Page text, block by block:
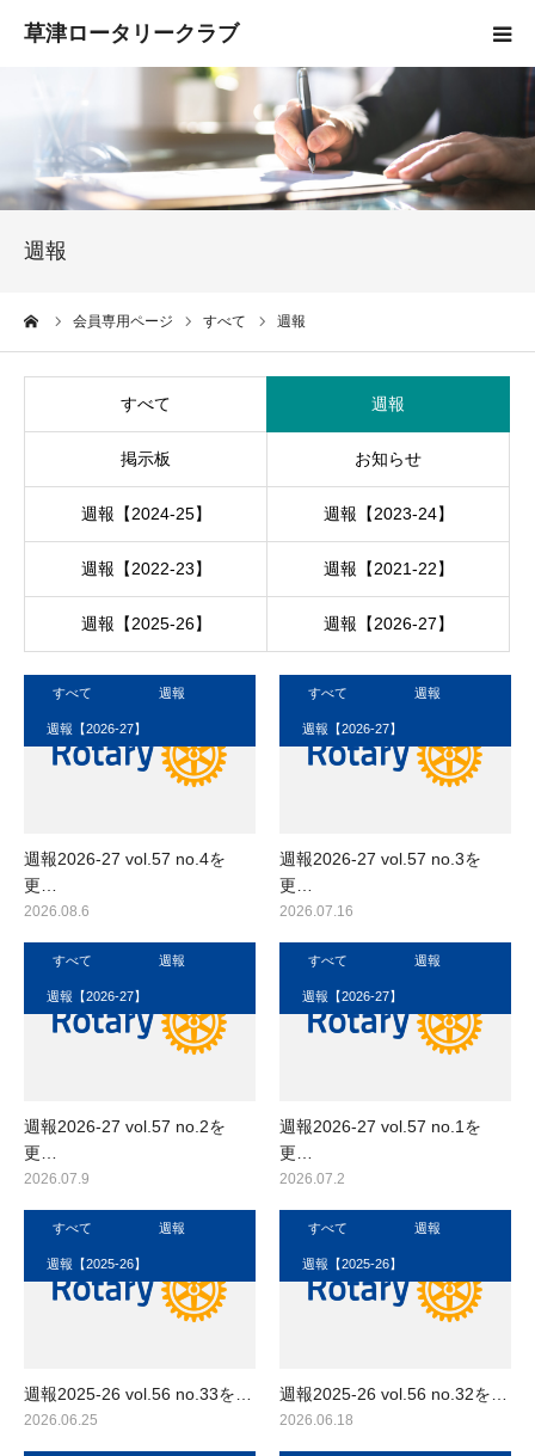
週報
会員専用ページ すべて 週報
すべて 週報
掲示板 お知らせ
週報【2024-25】 週報【2023-24】
週報【2022-23】 週報【2021-22】
週報【2025-26】 週報【2026-27】
週報2026-27 vol.57 no.4を
更…
2026.08.6
すべて 週報
週報【2026-27】
週報2026-27 vol.57 no.3を
更…
2026.07.16
すべて 週報
週報【2026-27】
週報2026-27 vol.57 no.2を
更…
2026.07.9
すべて 週報
週報【2026-27】
週報2026-27 vol.57 no.1を
更…
2026.07.2
すべて 週報
週報【2026-27】
週報2025-26 vol.56 no.33を…
2026.06.25
すべて 週報
週報【2025-26】
週報2025-26 vol.56 no.32を…
2026.06.18
すべて 週報
週報【2025-26】
クラブ概要
活動報告